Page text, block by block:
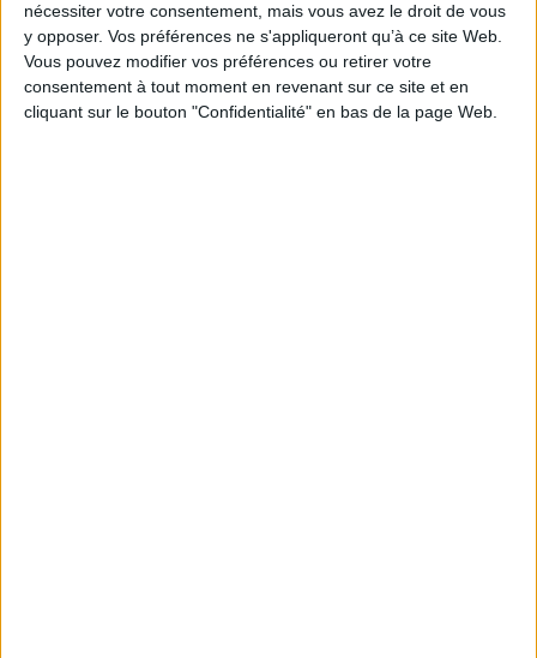
nécessiter votre consentement, mais vous avez le droit de vous
y opposer. Vos préférences ne s'appliqueront qu’à ce site Web.
Vous pouvez modifier vos préférences ou retirer votre
consentement à tout moment en revenant sur ce site et en
cliquant sur le bouton "Confidentialité" en bas de la page Web.